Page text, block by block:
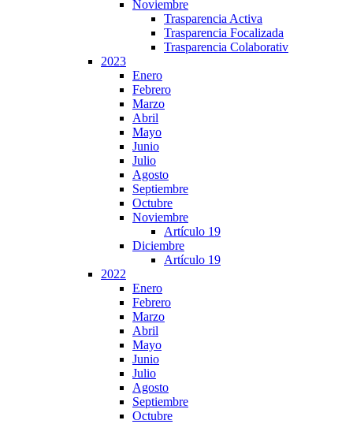
Noviembre
Trasparencia Activa
Trasparencia Focalizada
Trasparencia Colaborativ
2023
Enero
Febrero
Marzo
Abril
Mayo
Junio
Julio
Agosto
Septiembre
Octubre
Noviembre
Artículo 19
Diciembre
Artículo 19
2022
Enero
Febrero
Marzo
Abril
Mayo
Junio
Julio
Agosto
Septiembre
Octubre